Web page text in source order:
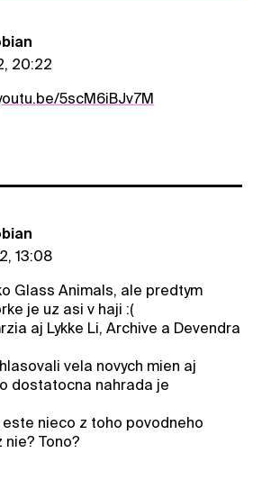
20:22
5scM6iBJv7M
13:08
Glass Animals, ale predtym
je uz asi v haji :(
aj Lykke Li, Archive a Devendra
vela novych mien aj
dostatocna nahrada je
nieco z toho povodneho
Tono?